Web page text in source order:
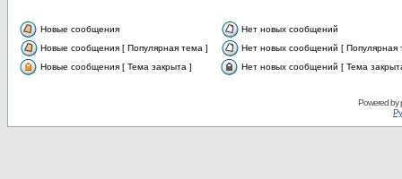
Новые сообщения
Нет новых сообщений
Новые сообщения [ Популярная тема ]
Нет новых сообщений [ Популярная
Новые сообщения [ Тема закрыта ]
Нет новых сообщений [ Тема
Powered by